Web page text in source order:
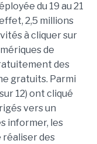
du 19 au 21
2,5 millions
à cliquer sur
de
des
gratuits. Parmi
12) ont cliqué
vers un
informer, les
réaliser des